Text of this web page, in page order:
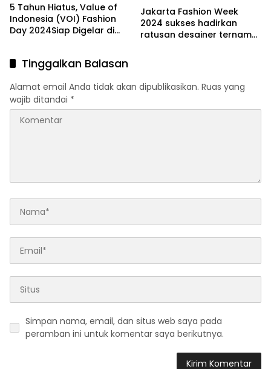
5 Tahun Hiatus, Value of
Indonesia (VOI) Fashion
Day 2024Siap Digelar di
Jakarta Fashion Week
2024 sukses hadirkan
ratusan desainer ternama
Tinggalkan Balasan
Alamat email Anda tidak akan dipublikasikan. Ruas yang
wajib ditandai *
Simpan nama, email, dan situs web saya pada
peramban ini untuk komentar saya berikutnya.